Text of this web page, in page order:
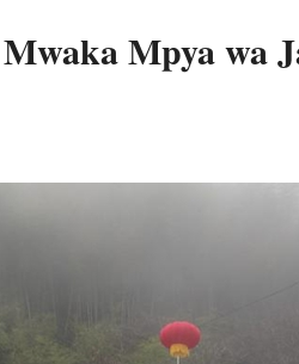
Français
Deutsch
Mpya wa